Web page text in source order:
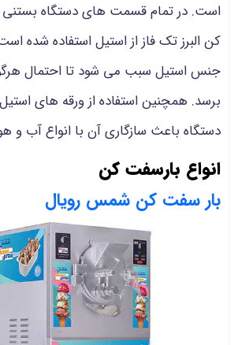
است. در تمام قسمت های دستگاه بستنی
کن البرز تک فاز از استیل استفاده شده
جنس استیل سبب می شود تا احتمال
برسد. همچنین استفاده از ورقه های
دستگاه باعث سازگاری آن با انواع آب و
انواع بارسفت کن
بار سفت کن شمس رویال